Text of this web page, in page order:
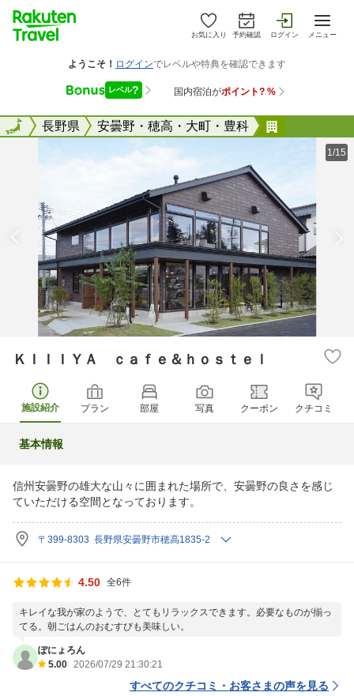
お気に入り 予約確認 ログイン メニュー
全国長野県 安曇野・穂高・大町・豊科
全国
1/15
ＫＩＩＩＹＡ ｃａｆｅ＆ｈｏｓｔｅｌ
施設紹介 プラン 部屋 写真 クーポン クチコミ
基本情報
信州安曇野の雄大な山々に囲まれた場所で、安曇野の良さを感じ
ていただける空間となっております。
〒399-8303 長野県安曇野市穂高1835-2
4.50 全6件
キレイな我が家のようで、とてもリラックスできます。必要なものが揃っ
てる。朝ごはんのおむすびも美味しい。
ぽにょろん
5.00 2026/07/29 21:30:21
すべてのクチコミ・お客さまの声を見る